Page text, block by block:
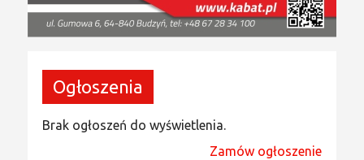
Ogłoszenia
Brak ogłoszeń do wyświetlenia.
Zamów ogłoszenie